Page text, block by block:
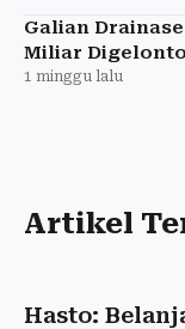
Galian
Miliar
1 minggu lalu
Artikel
Hasto: